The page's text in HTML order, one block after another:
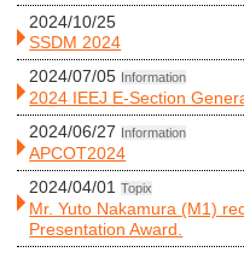
2024/10/25
SSDM 2024
2024/07/05 Information
2024 IEEJ E-Section
2024/06/27 Information
APCOT2024
2024/04/01
Topix
Mr. Yuto Nakamura (M1)
Presentation Award.